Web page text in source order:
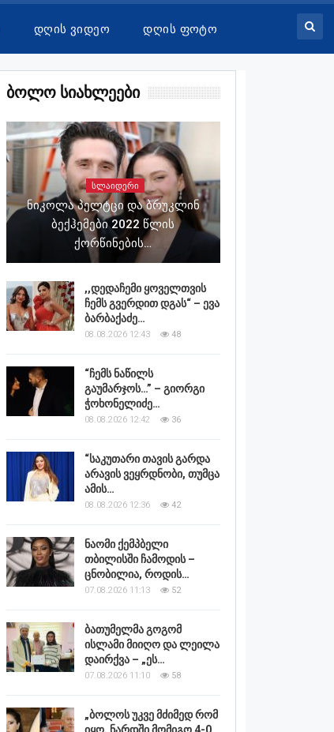
Დღის Ვიდეო Დღის Ფოტო
Ბოლო Სიახლეები
ᲡᲚᲐᲘᲓᲔᲠᲘ
Ნიკოლა Პელტცი Და Ბრუკლინ
Ბექჰემები 2022 Წლის
Ქორწინების…
,,დედაჩემი ყოველთვის
ჩემს გვერდით დგას“ – ევა
ბარბაქაძე…
08.08.2026 12:43 48
“ჩემს ნაწილს
გაუმარჯოს…” – გიორგი
ჭოხონელიძე…
08.08.2026 12:42 36
“საკუთარი თავის გარდა
არავის ვეყრდნობი, თუმცა
ამის…
08.08.2026 12:36 42
ნაომი ქემპბელი
თბილისში ჩამოდის –
ცნობილია, როდის…
07.08.2026 11:13 52
ბათუმელმა გოგომ
ისლამი მიიღო და ლეილა
დაირქვა – „ეს…
07.08.2026 11:10 58
„ბოლოს უკვე მძიმედ რომ
იყო, ნარდში მომიგო 4-0